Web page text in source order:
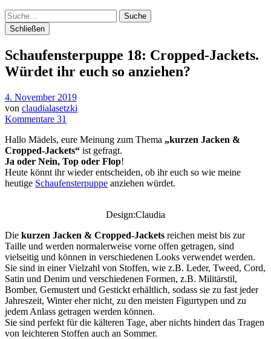
Suche
Schließen
Schaufensterpuppe 18: Cropped-Jackets.
Würdet ihr euch so anziehen?
4. November 2019
von claudialasetzki
Kommentare 31
Hallo Mädels, eure Meinung zum Thema „kurzen Jacken &
Cropped-Jackets“ ist gefragt.
Ja oder Nein, Top oder Flop!
Heute könnt ihr wieder entscheiden, ob ihr euch so wie meine
heutige Schaufensterpuppe anziehen würdet.
Design:Claudia
Die kurzen Jacken & Cropped-Jackets reichen meist bis zur
Taille und werden normalerweise vorne offen getragen, sind
vielseitig und können in verschiedenen Looks verwendet werden.
Sie sind in einer Vielzahl von Stoffen, wie z.B. Leder, Tweed, Cord,
Satin und Denim und verschiedenen Formen, z.B. Militärstil,
Bomber, Gemustert und Gestickt erhältlich, sodass sie zu fast jeder
Jahreszeit, Winter eher nicht zu den meisten Figurtypen und zu
jedem Anlass getragen werden können.
Sie sind perfekt für die kälteren Tage, aber nichts hindert das Tragen
von leichteren Stoffen auch an Sommer.